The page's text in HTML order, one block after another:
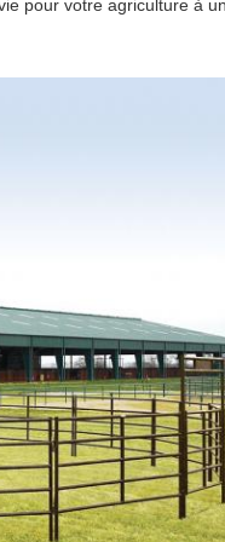
pour votre agriculture à